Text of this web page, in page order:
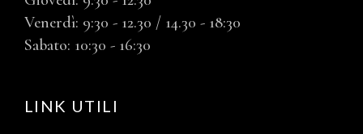
Venerdì: 9:30 - 12.30 / 14.30 - 18:30
Sabato: 10:30 - 16:30
LINK UTILI